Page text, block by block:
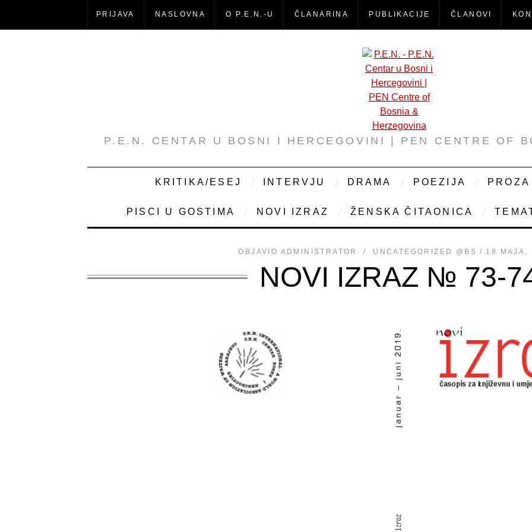
PRIJAVA NASLOVNA O P.E.N.-U ČLANARINA PUBLIKACIJE ČLANOVI
P.E.N. CENTAR U BOSNI I HERCEGOVINI | PEN CENTRE OF
KRITIKA/ESEJ INTERVJU DRAMA POEZIJA PROZA
PISCI U GOSTIMA NOVI IZRAZ ŽENSKA ČITAONICA
OBJAVIO ADMINISTRATOR UNCATEGORIZED @BS 18 MAJA,
NOVI IZRAZ № 73-